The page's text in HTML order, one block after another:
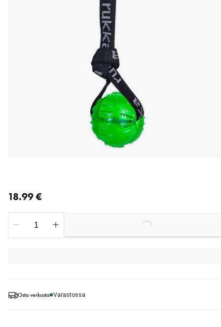
Osta verkosta Varastossa
18.99 €
Loading...